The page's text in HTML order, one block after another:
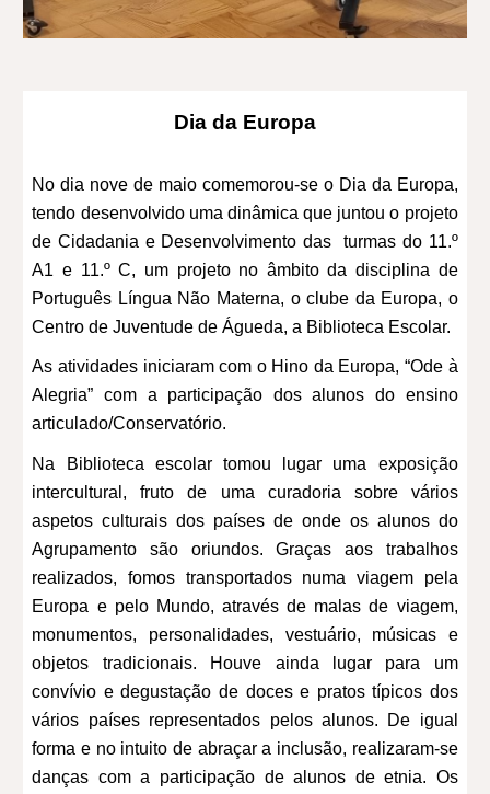
Dia da Europa
No dia nove de maio comemorou-se o Dia da Europa,
tendo desenvolvido uma dinâmica que juntou o projeto
de Cidadania e Desenvolvimento das turmas do 11.º
A1 e 11.º C, um projeto no âmbito da disciplina de
Português Língua Não Materna, o clube da Europa, o
Centro de Juventude de Águeda, a Biblioteca Escolar.
As atividades iniciaram com o Hino da Europa, “Ode à
Alegria” com a participação dos alunos do ensino
articulado/Conservatório.
Na Biblioteca escolar tomou lugar uma exposição
intercultural, fruto de uma curadoria sobre vários
aspetos culturais dos países de onde os alunos do
Agrupamento são oriundos. Graças aos trabalhos
realizados, fomos transportados numa viagem pela
Europa e pelo Mundo, através de malas de viagem,
monumentos, personalidades, vestuário, músicas e
objetos tradicionais. Houve ainda lugar para um
convívio e degustação de doces e pratos típicos dos
vários países representados pelos alunos. De igual
forma e no intuito de abraçar a inclusão, realizaram-se
danças com a participação de alunos de etnia. Os